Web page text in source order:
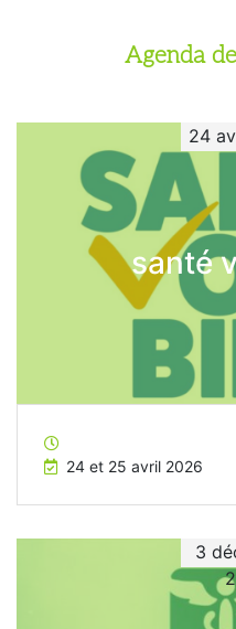
Agenda
24
santé
24 et 25 avril 2026
3